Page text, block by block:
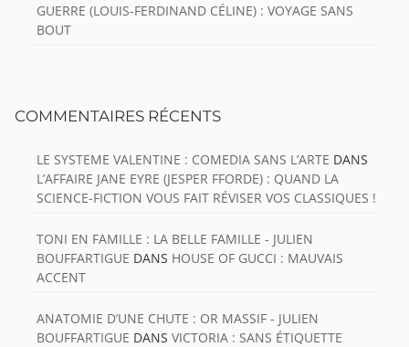
GUERRE (LOUIS-FERDINAND CÉLINE) : VOYAGE SANS
BOUT
COMMENTAIRES RÉCENTS
LE SYSTEME VALENTINE : COMEDIA SANS L’ARTE DANS
L’AFFAIRE JANE EYRE (JESPER FFORDE) : QUAND LA
SCIENCE-FICTION VOUS FAIT RÉVISER VOS CLASSIQUES !
TONI EN FAMILLE : LA BELLE FAMILLE - JULIEN
BOUFFARTIGUE DANS HOUSE OF GUCCI : MAUVAIS
ACCENT
ANATOMIE D’UNE CHUTE : OR MASSIF - JULIEN
BOUFFARTIGUE DANS VICTORIA : SANS ÉTIQUETTE